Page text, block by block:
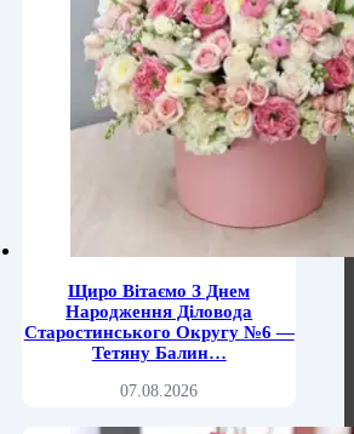
Щиро Вітаємо З Днем
Народження Діловода
Старостинського Округу №6 —
Тетяну Балин…
07.08.2026